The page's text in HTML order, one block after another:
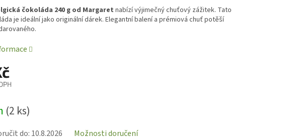
(2 ks)
do: 10.8.2026 Možnosti doručení
čokoláda 240 g od Margaretnabízí výjimečný chuťový zážitek. Tato
je ideální jako originální dárek. Elegantní balení a prémiová chuť potěší